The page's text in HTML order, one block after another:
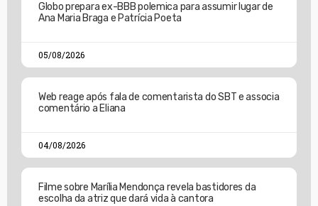
Globo prepara ex-BBB polemica para assumir lugar de
Ana Maria Braga e Patrícia Poeta
05/08/2026
Web reage após fala de comentarista do SBT e associa
comentário a Eliana
04/08/2026
Filme sobre Marília Mendonça revela bastidores da
escolha da atriz que dará vida à cantora